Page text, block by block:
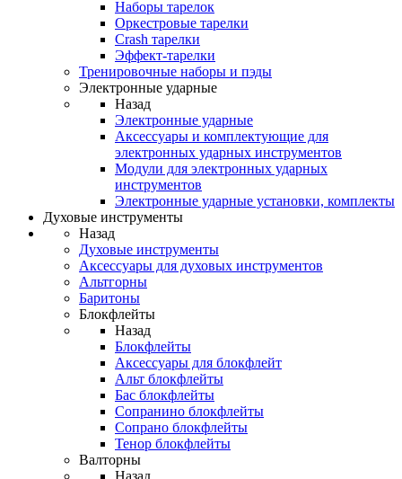
Наборы тарелок
Оркестровые тарелки
Сrash тарелки
Эффект-тарелки
Тренировочные наборы и пэды
Электронные ударные
Назад
Электронные ударные
Аксессуары и комплектующие для
электронных ударных инструментов
Модули для электронных ударных
инструментов
Электронные ударные установки, комплекты
Духовые инструменты
Назад
Духовые инструменты
Аксессуары для духовых инструментов
Альтгорны
Баритоны
Блокфлейты
Назад
Блокфлейты
Аксессуары для блокфлейт
Альт блокфлейты
Бас блокфлейты
Сопранино блокфлейты
Сопрано блокфлейты
Тенор блокфлейты
Валторны
Назад